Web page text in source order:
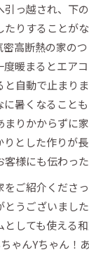
っ越され、下
りすることが
高断熱の家の
暖まるとエア
自動で止まり
に暑くなること
りかからずに
とした作りが
様にも伝わった
をご紹介くださ
うございました
しても使える
ゃんYちゃん！